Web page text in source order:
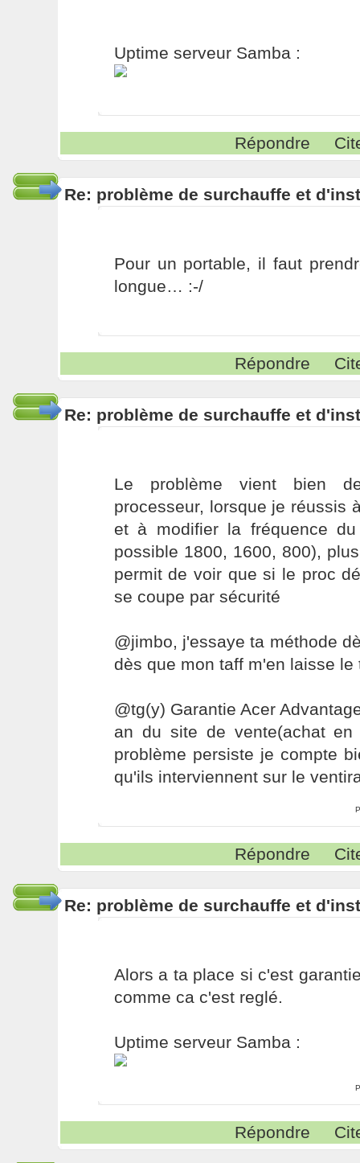
Uptime serveur Samba :
Répondre
Re: problème de surchauffe et
Pour un portable, il faut
longue… :-/
Répondre
Re: problème de surchauffe et
Le problème vient bien
processeur, lorsque je réussis
et à modifier la fréquence du
possible 1800, 1600, 800),
permit de voir que si le proc
se coupe par sécurité
@jimbo, j'essaye ta méthode
dès que mon taff m'en laisse le
@tg(y) Garantie Acer
an du site de vente(achat
problème persiste je compte
qu'ils interviennent sur le
Répondre
Re: problème de surchauffe et
Alors a ta place si c'est
comme ca c'est reglé.
Uptime serveur Samba :
Répondre